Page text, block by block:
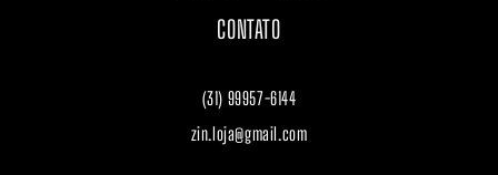
CONTATO
(31) 99957-6144
zin.loja@gmail.com